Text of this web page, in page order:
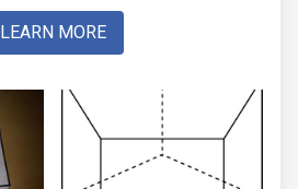
LEARN MORE